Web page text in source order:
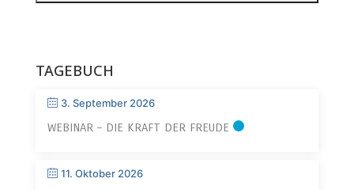
TAGEBUCH
3. September 2026
WEBINAR – DIE KRAFT DER FREUDE
11. Oktober 2026